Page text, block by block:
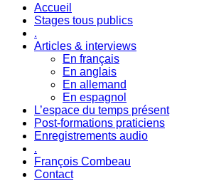
Accueil
Stages tous publics
.
Articles & interviews
En français
En anglais
En allemand
En espagnol
L’espace du temps présent
Post-formations praticiens
Enregistrements audio
.
François Combeau
Contact